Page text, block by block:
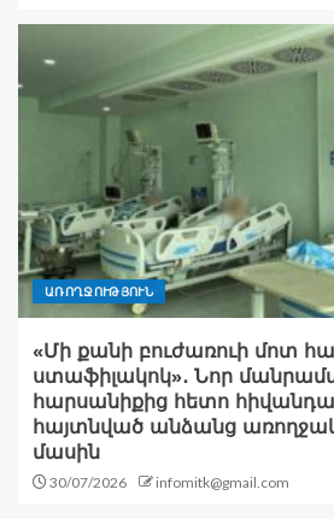
ԱՌՈՂՋՈՒԹՅՈՒՆ
«Մի քանի բուժառուի մոտ
ստաֆիլակոկ»․ Նոր
հարսանիքից հետո
հայտնված անձանց
մասին
30/07/2026 infomitk@gmail.com